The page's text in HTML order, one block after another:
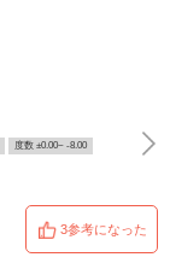
度数 ±0.00~ -8.00
3参考になった